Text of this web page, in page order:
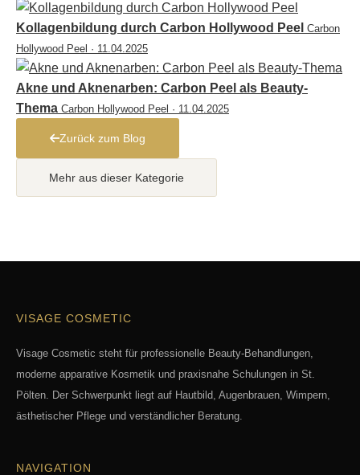
Kollagenbildung durch Carbon Hollywood Peel Carbon
Hollywood Peel · 11.04.2025
Akne und Aknenarben: Carbon Peel als Beauty-
Thema Carbon Hollywood Peel · 11.04.2025
Zurück zum Blog
Mehr aus dieser Kategorie
VISAGE COSMETIC
Visage Cosmetic steht für professionelle Beauty-Behandlungen,
moderne apparative Kosmetik und praxisnahe Schulungen in St.
Pölten. Der Schwerpunkt liegt auf Hautbild, Augenbrauen, Wimpern,
ästhetischer Pflege und verständlicher Beratung.
NAVIGATION